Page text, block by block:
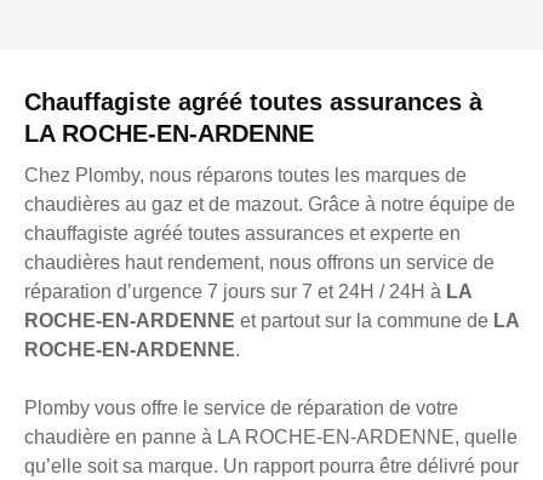
Chauffagiste agréé toutes assurances à
LA ROCHE-EN-ARDENNE
Chez Plomby, nous réparons toutes les marques de
chaudières au gaz et de mazout. Grâce à notre équipe de
chauffagiste agréé toutes assurances et experte en
chaudières haut rendement, nous offrons un service de
réparation d’urgence 7 jours sur 7 et 24H / 24H à LA
ROCHE-EN-ARDENNE et partout sur la commune de LA
ROCHE-EN-ARDENNE.
Plomby vous offre le service de réparation de votre
chaudière en panne à LA ROCHE-EN-ARDENNE, quelle
qu’elle soit sa marque. Un rapport pourra être délivré pour